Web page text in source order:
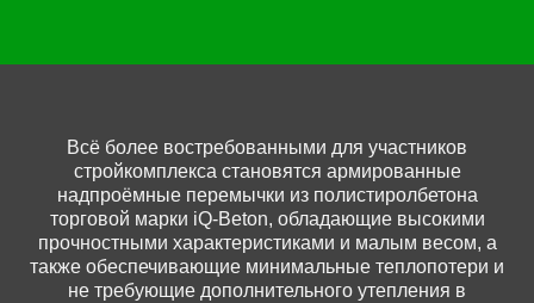
Всё более востребованными для участников
стройкомплекса становятся армированные
надпроёмные перемычки из полистиролбетона
торговой марки iQ-Beton, обладающие высокими
прочностными характеристиками и малым весом, а
также обеспечивающие минимальные теплопотери и
не требующие дополнительного утепления в